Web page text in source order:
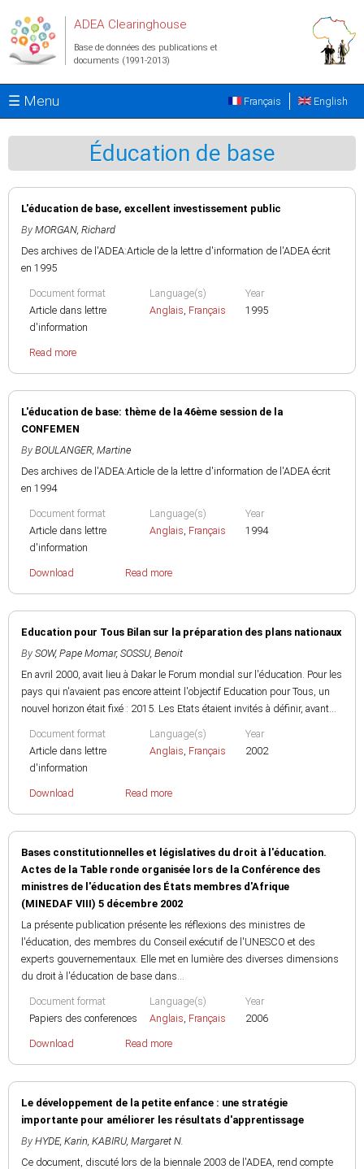
ADEA Clearinghouse
Base de données des publications et
documents (1991-2013)
☰ Menu English
Français
Éducation de base
L'éducation de base, excellent investissement public
By MORGAN, Richard
Des archives de l'ADEA:Article de la lettre d'information de l'ADEA écrit
en 1995
Document format
Article dans lettre
d'information
Language(s)
Anglais, Français
Year
1995
Read more
L'éducation de base: thème de la 46ème session de la
CONFEMEN
By BOULANGER, Martine
Des archives de l'ADEA:Article de la lettre d'information de l'ADEA écrit
en 1994
Document format
Article dans lettre
d'information
Language(s)
Anglais, Français
Year
1994
Download Read more
Education pour Tous Bilan sur la préparation des plans nationaux
By SOW, Pape Momar, SOSSU, Benoit
En avril 2000, avait lieu à Dakar le Forum mondial sur l'éducation. Pour les
pays qui n'avaient pas encore atteint l'objectif Education pour Tous, un
nouvel horizon était fixé : 2015. Les Etats étaient invités à définir, avant...
Document format
Article dans lettre
d'information
Language(s)
Anglais, Français
Year
2002
Download Read more
Bases constitutionnelles et législatives du droit à l'éducation.
Actes de la Table ronde organisée lors de la Conférence des
ministres de l'éducation des États membres d'Afrique
(MINEDAF VIII) 5 décembre 2002
La présente publication présente les réflexions des ministres de
l'éducation, des membres du Conseil exécutif de l'UNESCO et des
experts gouvernementaux. Elle met en lumière des diverses dimensions
du droit à l'éducation de base dans...
Document format
Papiers des conferences
Language(s)
Anglais, Français
Year
2006
Download Read more
Le développement de la petite enfance : une stratégie
importante pour améliorer les résultats d'apprentissage
By HYDE, Karin, KABIRU, Margaret N.
Ce document, discuté lors de la biennale 2003 de l'ADEA, rend compte